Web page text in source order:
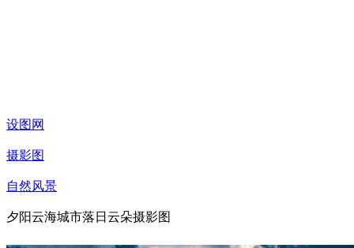
设图网
摄影图
自然风景
夕阳云海城市落日云朵摄影图